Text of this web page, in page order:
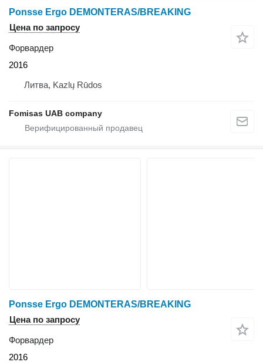
Ponsse Ergo DEMONTERAS/BREAKING
Цена по запросу
Форвардер
2016
Литва, Kazlų Rūdos
Fomisas UAB company
Ponsse Ergo DEMONTERAS/BREAKING
Цена по запросу
Форвардер
2016